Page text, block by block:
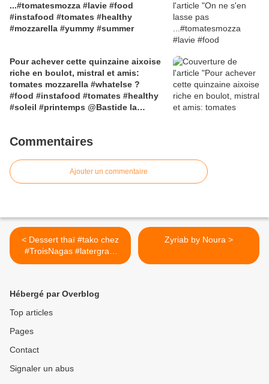
...#tomatesmozza #lavie #food
#instafood #tomates #healthy
#mozzarella #yummy #summer
Pour achever cette quinzaine aixoise
riche en boulot, mistral et amis:
tomates mozzarella #whatelse ?
#food #instafood #tomates #healthy
#soleil #printemps @Bastide la
Commentaires
Ajouter un commentaire
< Dessert thaï #tako chez
#TroisNagas #latergram
#bonneadresse #paris16
Zyriab by Noura >
Hébergé par Overblog
Top articles
Pages
Contact
Signaler un abus